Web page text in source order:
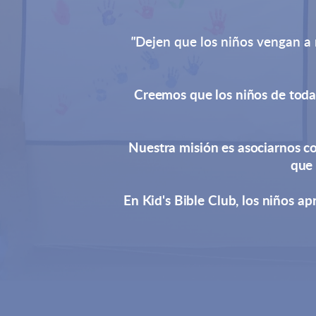
"Dejen que los niños vengan
Creemos que los niños de
Nuestra misión es asociarnos
que
En Kid's Bible Club, los niños